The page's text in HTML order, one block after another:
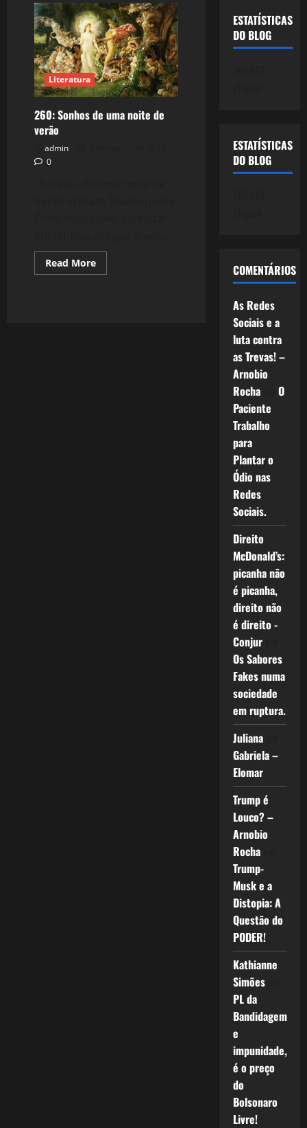
–
A
paixão
pelo
Humano
Literatura
260: Sonhos de uma noite de
verão
admin
0
Read MoreRead
more
ESTATÍSTICAS
DO BLOG
ESTATÍSTICAS
DO BLOG
COMENTÁRIOS
As Redes
Sociais e a
luta contra
as Trevas! –
Arnobio
Rochaem O
Paciente
Trabalho
para
Plantar o
Ódio nas
Redes
Sociais.
Direito
McDonald’s:
picanha não
é picanha,
direito não
é direito -
Conjurem
Os Sabores
Fakes numa
sociedade
em ruptura.
Julianaem
Gabriela –
Elomar
Trump é
Louco? –
Arnobio
Rochaem
Trump-
Musk e a
Distopia: A
Questão do
PODER!
Kathianne
Simõesem
PL da
Bandidagem
e
impunidade,
é o preço
do
Bolsonaro
Livre!